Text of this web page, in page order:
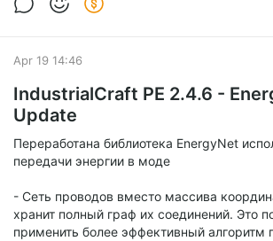
Apr 19 14:46
IndustrialCraft PE 2.4.6 -
Update
Переработана библиотека EnergyNet
передачи энергии в моде
- Сеть проводов вместо массива
хранит полный граф их соединений. Это
применить более эффективный алгоритм